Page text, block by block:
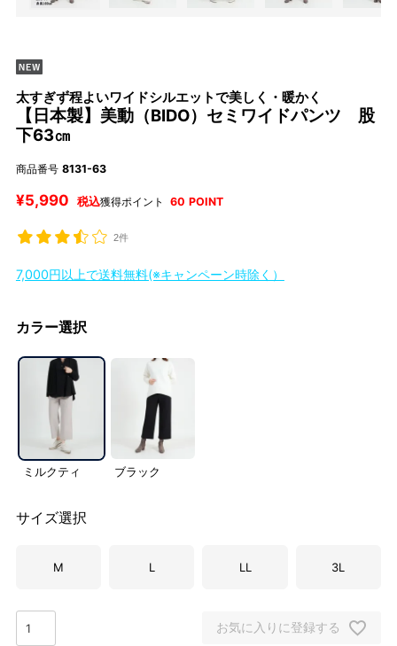
太すぎず程よいワイドシルエットで美しく・暖かく
【日本製】美動（BIDO）セミワイドパンツ 股
下63㎝
商品番号 8131-63
¥5,990 税込獲得ポイント 60 POINT
2件
7,000円以上で送料無料(※キャンペーン時除く）
カラー選択
ミルクティ ブラック
サイズ選択
M L LL 3L
お気に入りに登録する